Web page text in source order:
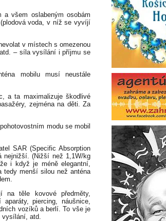
a všem oslabeným osobám
voda, v níž se vyvíjí
v místech s omezenou
– síla vysílání i příjmu se
mobilu musí neustále
a ta maximalizuje škodlivé
zejména na děti. Za
modu se mobil
SAR (Specific Absorption
nejnižší. (Nižší než 1,1W/kg
i když je méně elegantní,
tedy menší silou než anténa
na těle kovové předměty,
piercing, náušnice,
vozíků a berlí. To vše je
vysílání, atd.